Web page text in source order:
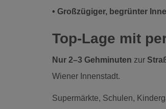
• Großzügiger, begrünter
Top-Lage mit
Nur 2–3 Gehminuten zur
Wiener Innenstadt.
Supermärkte, Schulen,